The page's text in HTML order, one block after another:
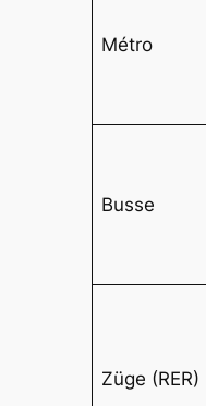
Métro
Busse
Züge (RER)